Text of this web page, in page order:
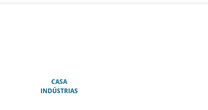
CASA(ATUAL)
INDÚSTRIAS